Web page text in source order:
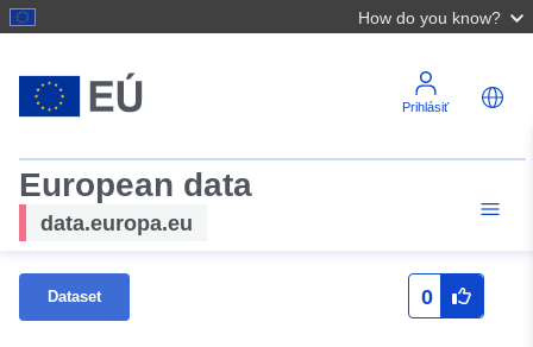
How do you know?
Prihlásiť
European data
data.europa.eu
Dataset 0